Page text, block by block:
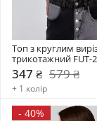
Топ з круглим
трикотажний FUT-
347 ₴ 579 ₴
+ 1 колір
- 40%